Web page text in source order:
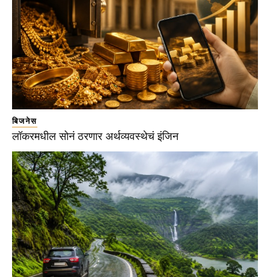
बिजनेस
लॉकरमधील सोनं ठरणार अर्थव्यवस्थेचं इंजिन